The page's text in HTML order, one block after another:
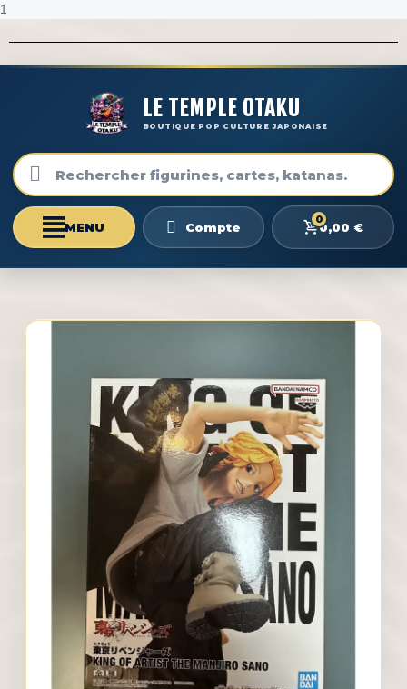
1
LE TEMPLE OTAKU
BOUTIQUE POP CULTURE JAPONAISE
Compte
0
0,00 €